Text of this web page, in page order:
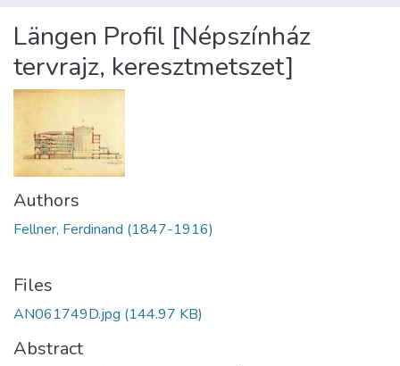
Statistics
About us
Längen Profil [Népszínház
tervrajz, keresztmetszet]
Authors
Fellner, Ferdinand (1847-1916)
Files
AN061749D.jpg (144.97 KB)
Abstract